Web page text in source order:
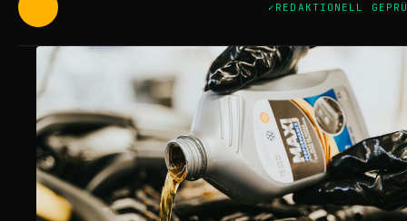
REDAKTIONELL